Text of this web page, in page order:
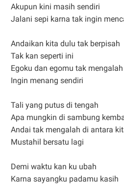
Akupun kini masih sendiri
Jalani sepi karna tak ingin
Andaikan kita dulu tak berpisah
Tak kan seperti ini
Egoku dan egomu tak mengalah
Ingin menang sendiri
Tali yang putus di tengah
Apa mungkin di sambung
Andai tak mengalah di antara
Mustahil bersatu lagi
Demi waktu kan ku ubah
Karna sayangku padamu kasih